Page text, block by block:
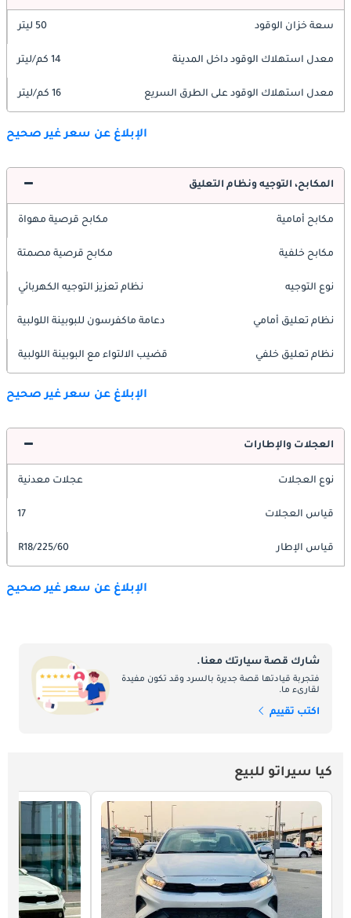
سعة خزان الوقود 50 ليتر
معدل استهلاك الوقود داخل المدينة 14 كم/ليتر
معدل استهلاك الوقود على الطرق السريع 16 كم/ليتر
الإبلاغ عن سعر غير صحيح
المكابح، التوجيه ونظام التعليق
مكابح أمامية مكابح قرصية مهواة
مكابح خلفية مكابح قرصية مصمتة
نوع التوجيه نظام تعزيز التوجيه الكهربائي
نظام تعليق أمامي دعامة ماكفرسون للبوبينة اللولبية
نظام تعليق خلفي قضيب الالتواء مع البوبينة اللولبية
الإبلاغ عن سعر غير صحيح
العجلات والإطارات
نوع العجلات عجلات معدنية
قياس العجلات 17
قياس الإطار 225/60/R18
الإبلاغ عن سعر غير صحيح
شارك قصة سيارتك معنا.
فتجربة قيادتها قصة جديرة بالسرد وقد تكون مفيدة
لقارىء ما.
اكتب تقييم
كيا سيراتو للبيع